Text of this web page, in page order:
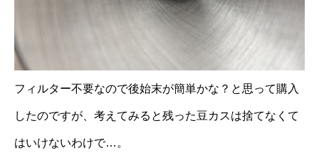
フィルター不要なので後始末が簡単かな？と思って購入
したのですが、考えてみると残った豆カスは捨てなくて
はいけないわけで…。